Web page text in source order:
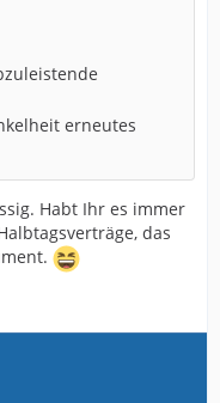
erneutes
Habt Ihr es immer
das